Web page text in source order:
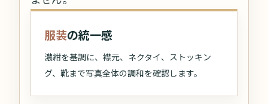
服装の統一感
濃紺を基調に、襟元、ネクタイ、ストッキン
グ、靴まで写真全体の調和を確認します。